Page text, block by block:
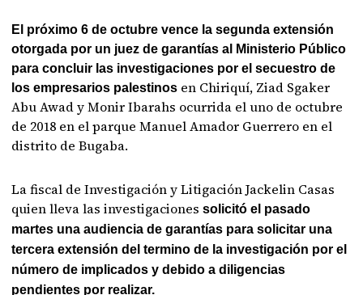
El próximo 6 de octubre vence la segunda extensión
otorgada por un juez de garantías al Ministerio Público
para concluir las investigaciones por el secuestro de
los empresarios palestinos en Chiriquí, Ziad Sgaker
Abu Awad y Monir Ibarahs ocurrida el uno de octubre
de 2018 en el parque Manuel Amador Guerrero en el
distrito de Bugaba.
La fiscal de Investigación y Litigación Jackelin Casas
quien lleva las investigacionessolicitó el pasado
martes una audiencia de garantías para solicitar una
tercera extensión del termino de la investigación por el
número de implicados y debido a diligencias
pendientes por realizar.